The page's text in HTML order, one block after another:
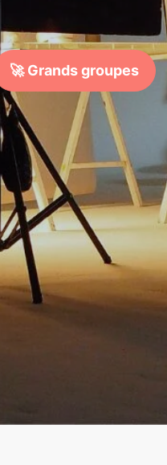
🚀 Grands groupes